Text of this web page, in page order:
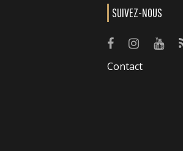
SUIVEZ-NOUS
Contact